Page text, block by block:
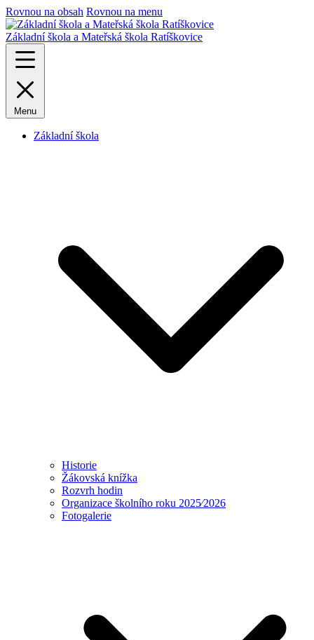
Rovnou na obsah Rovnou na menu
Základní škola a Mateřská škola Ratíškovice
Menu
Základní škola
Historie
Žákovská knížka
Rozvrh hodin
Organizace školního roku 2025⁄2026
Fotogalerie